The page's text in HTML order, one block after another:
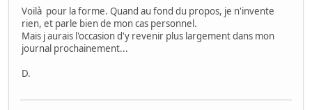
Voilà pour la forme. Quand au fond du propos, je n'invente
rien, et parle bien de mon cas personnel.
Mais j aurais l'occasion d'y revenir plus largement dans mon
journal prochainement...
D.